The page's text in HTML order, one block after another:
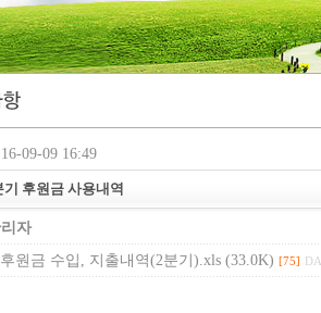
09-09 16:49
후원금 사용내역
자
원금 수입, 지출내역(2분기).xls (33.0K) [75]